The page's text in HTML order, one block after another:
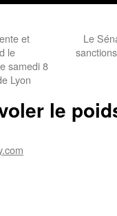
et
le
samedi 8
Lyon
Le
le